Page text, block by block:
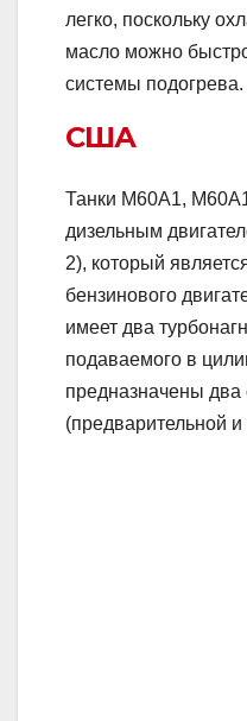
легко, поскольку
масло можно
системы подогрева.
США
Танки М60А1,
дизельным
2), который
бензинового
имеет два
подаваемого в
предназначены два
(предварительной и